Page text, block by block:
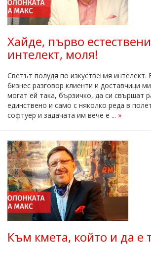
Хайде, първо
интелект, моля!
Светът полудя по изкуствения интелект.
бизнес разговор клиенти и доставчици
могат ей така, бързичко, да си свършат
единствено и само с няколко реда в
софтуер и задачата им вече е ... »
Към кмета, който и да е